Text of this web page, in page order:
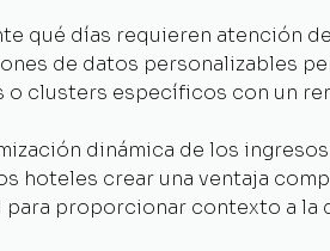
qué días requieren atención
de datos personalizables
o clusters específicos con un
dinámica de los
hoteles crear una ventaja
proporcionar contexto a la